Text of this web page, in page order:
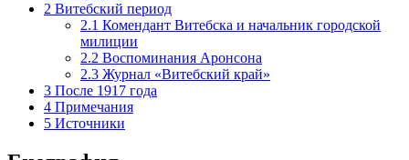
2 Витебский период
2.1 Комендант Витебска и начальник городской
милиции
2.2 Воспоминания Аронсона
2.3 Журнал «Витебский край»
3 После 1917 года
4 Примечания
5 Источники